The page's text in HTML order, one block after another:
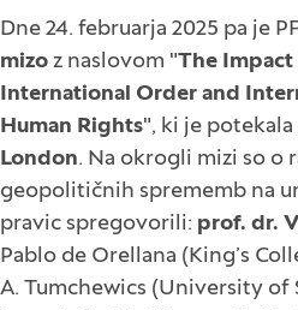
Dne 24. februarja 2025 pa je
mizo z naslovom "The Impact
International Order and
Human Rights", ki je potekala
London. Na okrogli mizi so o
geopolitičnih sprememb na
pravic spregovorili: prof. dr.
Pablo de Orellana (King’s
A. Tumchewics (University of